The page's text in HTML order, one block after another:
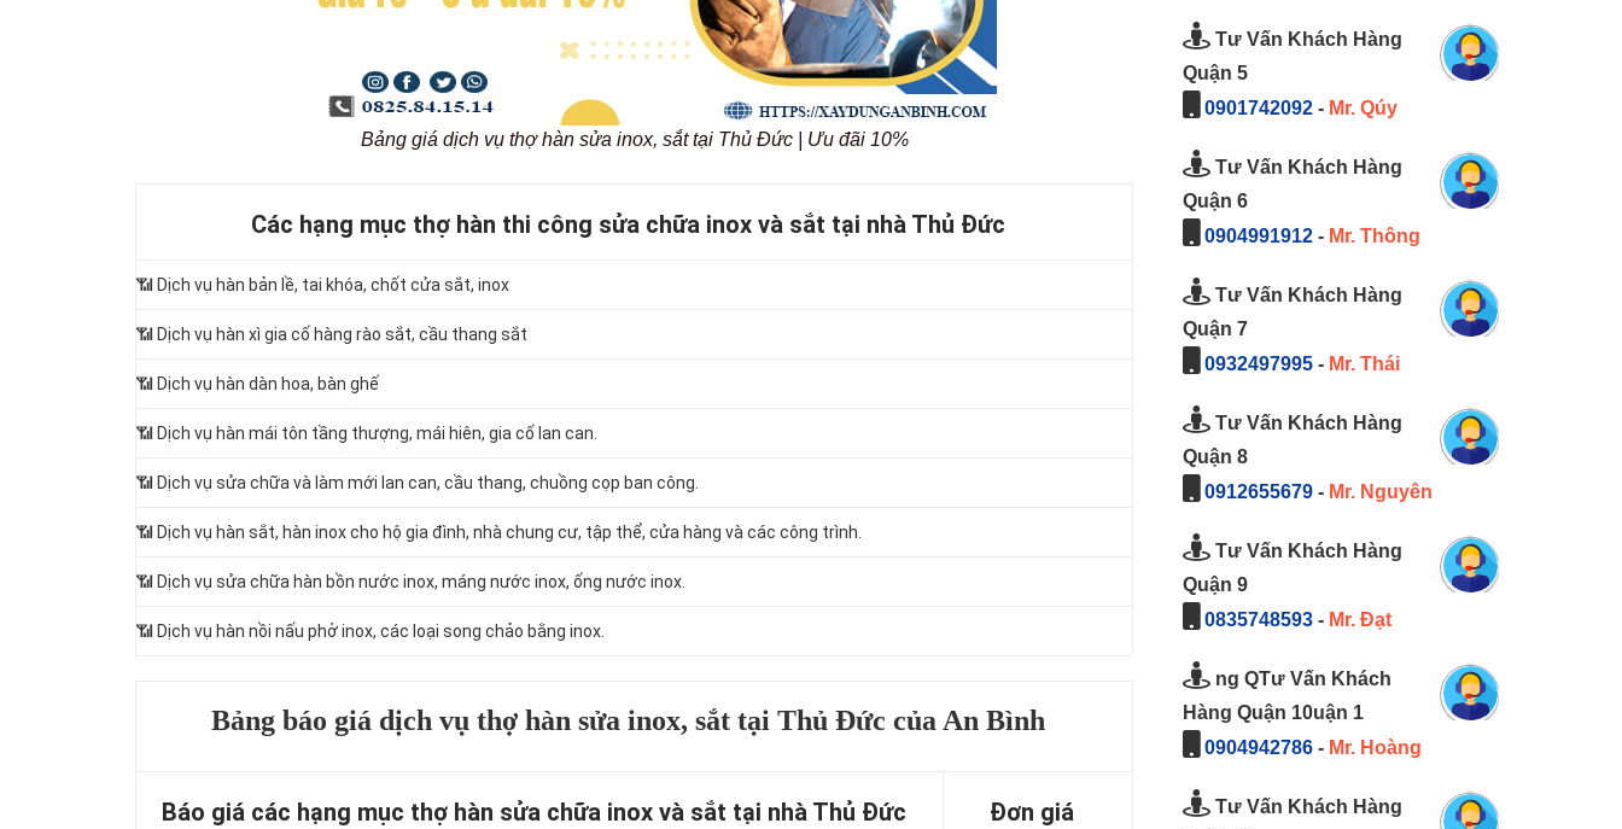
Bảng giá dịch vụ thợ hàn sửa inox, sắt tại Thủ Đức | Ưu đãi 10%
Các hạng mục thợ hàn thi công sửa chữa inox và sắt tại nhà Thủ Đức
📶 Dịch vụ hàn bản lề, tai khóa, chốt cửa sắt, inox
📶 Dịch vụ hàn xì gia cố hàng rào sắt, cầu thang sắt
📶 Dịch vụ hàn dàn hoa, bàn ghế
📶 Dịch vụ hàn mái tôn tầng thượng, mái hiên, gia cố lan can.
📶 Dịch vụ sửa chữa và làm mới lan can, cầu thang, chuồng cọp ban công.
📶 Dịch vụ hàn sắt, hàn inox cho hộ gia đình, nhà chung cư, tập thể, cửa hàng và các công trình.
📶 Dịch vụ sửa chữa hàn bồn nước inox, máng nước inox, ống nước inox.
📶 Dịch vụ hàn nồi nấu phở inox, các loại song chảo bằng inox.
Bảng báo giá dịch vụ thợ hàn sửa inox, sắt tại Thủ Đức của An Bình
Báo giá các hạng mục thợ hàn sửa chữa inox và sắt tại nhà Thủ Đức Đơn giá
Tư Vấn Khách Hàng
Quận 5
0901742092- Mr. Qúy
Tư Vấn Khách Hàng
Quận 6
0904991912- Mr. Thông
Tư Vấn Khách Hàng
Quận 7
0932497995- Mr. Thái
Tư Vấn Khách Hàng
Quận 8
0912655679- Mr. Nguyên
Tư Vấn Khách Hàng
Quận 9
0835748593- Mr. Đạt
ng QTư Vấn Khách
Hàng Quận 10uận 1
0904942786- Mr. Hoàng
Tư Vấn Khách Hàng